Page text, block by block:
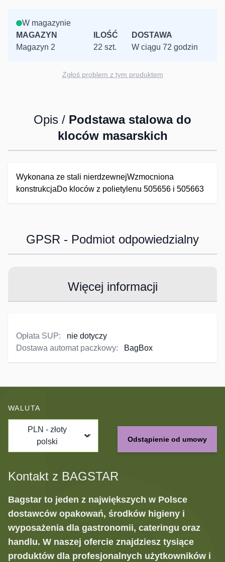
W magazynie
MAGAZYN
ILOŚĆ
DOSTAWA
Magazyn 2
22 szt. W ciągu 72 godzin
Zgłoś problem z tym produktem
Opis / Podstawa stalowa do
kloców masarskich
Wykonana ze stali nierdzewnejWzmocniona
konstrukcjaDo kloców z polietylenu 505656 i 505663
Więcej informacji
GPSR - Podmiot odpowiedzialny
Opłata SUP:
nie dotyczy
Dostawa automat paczkowy:
BagBox
WALUTA
PLN - złoty
polski
Odstąpienie od umowy
Kontakt z BAGSTAR
Bagstar to jeden z największych w Polsce
dostawców opakowań, środków higieny i
wyposażenia dla gastronomii, cateringu oraz
handlu. W naszej ofercie znajdziesz tysiące
produktów dla profesjonalnych użytkowników i